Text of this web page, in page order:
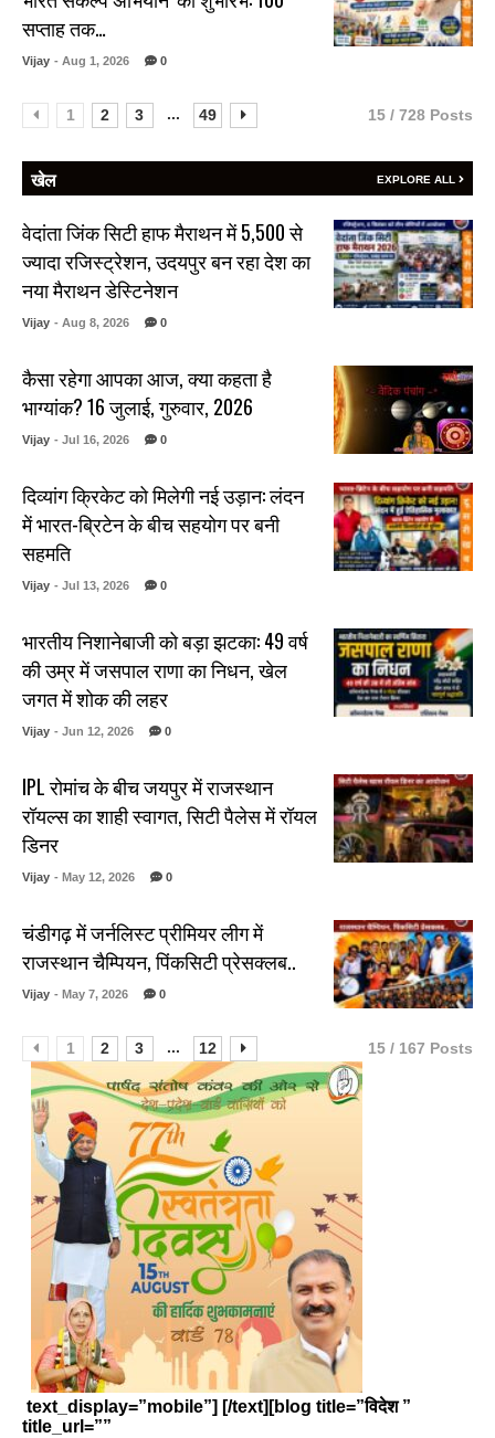
सप्ताह तक…
Vijay - Aug 1, 2026 0
1 2 3 ... 49 15 / 728 Posts
खेल EXPLORE ALL
वेदांता जिंक सिटी हाफ मैराथन में 5,500 से
ज्यादा रजिस्ट्रेशन, उदयपुर बन रहा देश का
नया मैराथन डेस्टिनेशन
Vijay - Aug 8, 2026 0
कैसा रहेगा आपका आज, क्या कहता है
भाग्यांक? 16 जुलाई, गुरुवार, 2026
Vijay - Jul 16, 2026 0
दिव्यांग क्रिकेट को मिलेगी नई उड़ान: लंदन
में भारत-ब्रिटेन के बीच सहयोग पर बनी
सहमति
Vijay - Jul 13, 2026 0
भारतीय निशानेबाजी को बड़ा झटका: 49 वर्ष
की उम्र में जसपाल राणा का निधन, खेल
जगत में शोक की लहर
Vijay - Jun 12, 2026 0
IPL रोमांच के बीच जयपुर में राजस्थान
रॉयल्स का शाही स्वागत, सिटी पैलेस में रॉयल
डिनर
Vijay - May 12, 2026 0
चंडीगढ़ में जर्नलिस्ट प्रीमियर लीग में
राजस्थान चैम्पियन, पिंकसिटी प्रेसक्लब..
Vijay - May 7, 2026 0
1 2 3 ... 12 15 / 167 Posts
text_display=”mobile”] [/text][blog title=”विदेश ”
title_url=””